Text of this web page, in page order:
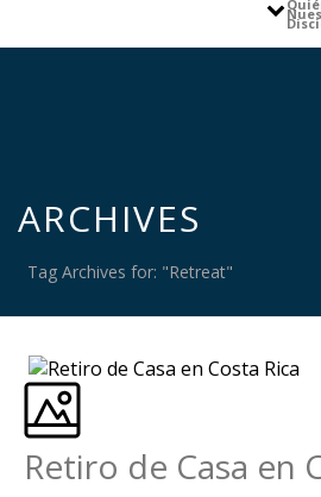
ARCHIVES
Tag Archives for: "Retreat"
Retiro de Casa en